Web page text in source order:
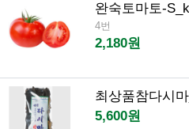
완숙토마토-
4번
2,180원
최상품참다시
5,600원